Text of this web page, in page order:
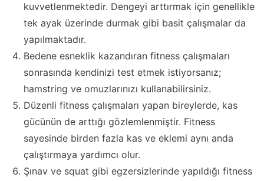
kuvvetlenmektedir. Dengeyi arttırmak için genellikle
tek ayak üzerinde durmak gibi basit çalışmalar da
yapılmaktadır.
Bedene esneklik kazandıran fitness çalışmaları
sonrasında kendinizi test etmek istiyorsanız;
hamstring ve omuzlarınızı kullanabilirsiniz.
Düzenli fitness çalışmaları yapan bireylerde, kas
gücünün de arttığı gözlemlenmiştir. Fitness
sayesinde birden fazla kas ve eklemi aynı anda
çalıştırmaya yardımcı olur.
Şınav ve squat gibi egzersizlerinde yapıldığı fitness